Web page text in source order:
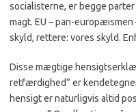
socialisterne, er begge parter
magt. EU – pan-
skyld, rettere: vores skyld.
Disse mægtige
retfærdighed” er
hensigt er naturligvis altid